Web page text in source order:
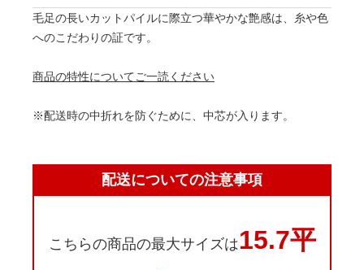
毛足の長いカットパイルに際立つ華やかな艶感は、糸や色
へのこだわりの証です。
商品の特性についてご一読ください
※配送時の中折れを防ぐために、中芯が入ります。
配送についての注意事項
こちらの商品の最大サイズは15.7平